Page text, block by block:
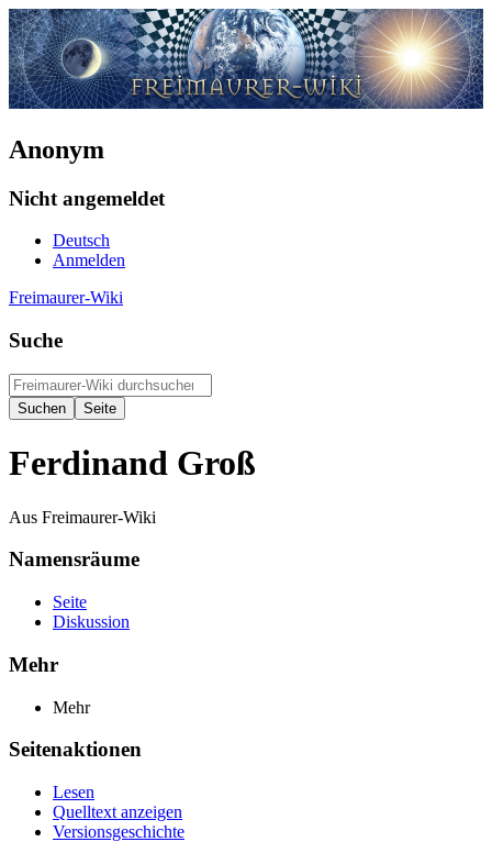
Anonym
Nicht angemeldet
Deutsch
Anmelden
Freimaurer-Wiki
Suche
Ferdinand Groß
Aus Freimaurer-Wiki
Namensräume
Seite
Diskussion
Mehr
Mehr
Seitenaktionen
Lesen
Quelltext anzeigen
Versionsgeschichte